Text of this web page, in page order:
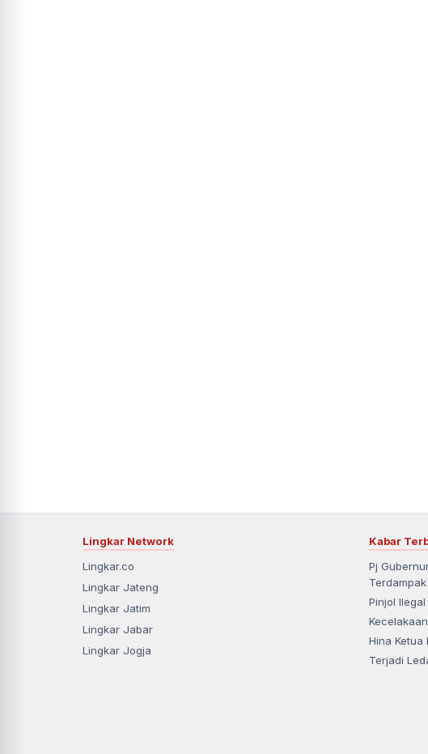
Lingkar Network
Lingkar.co
Lingkar Jateng
Lingkar Jatim
Lingkar Jabar
Lingkar Jogja
Kabar
Pj
Pinjol
Hina Ketua
Terjadi